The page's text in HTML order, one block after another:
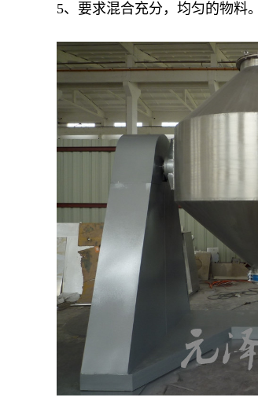
5、要求混合充分，均匀的物料。